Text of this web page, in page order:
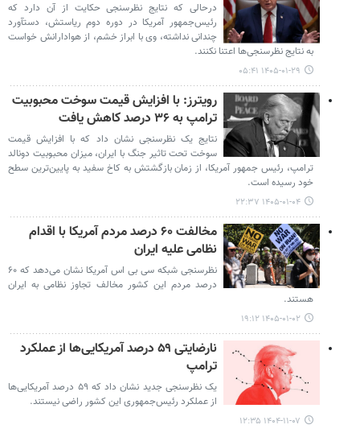
درحالی که نتایج نظرسنجی حکایت از آن دارد که
رئیس‌جمهور آمریکا در دوره دوم ریاستش، دستآورد
چندانی نداشته، وی با ابراز خشم، از هوادارانش خواست
به نتایج نظرسنجی‌ها اعتنا نکنند.
۱۴۰۵-۰۱-۲۹ ۰۵:۴۱
رویترز: با افزایش قیمت سوخت محبوبیت
ترامپ به ۳۶ درصد کاهش یافت
نتایج یک نظرسنجی نشان داد که با افزایش قیمت
سوخت تحت تاثیر جنگ با ایران، میزان محبوبیت دونالد
ترامپ، رئیس جمهور آمریکا، از زمان بازگشتش به کاخ سفید به پایین‌ترین سطح
خود رسیده است.
۱۴۰۵-۰۱-۰۴ ۲۲:۳۷
مخالفت ۶۰ درصد مردم آمریکا با اقدام
نظامی علیه ایران
نظرسنجی شبکه سی بی اس آمریکا نشان می‌دهد که ۶۰
درصد مردم این کشور مخالف تجاوز نظامی به ایران
هستند.
۱۴۰۵-۰۱-۰۲ ۱۹:۱۲
نارضایتی ۵۹ درصد آمریکایی‌ها از عملکرد
ترامپ
یک نظرسنجی جدید نشان داد که ۵۹ درصد آمریکایی‌ها
از عملکرد رئیس‌جمهوری این کشور راضی نیستند.
۱۴۰۴-۱۱-۰۷ ۱۲:۳۵